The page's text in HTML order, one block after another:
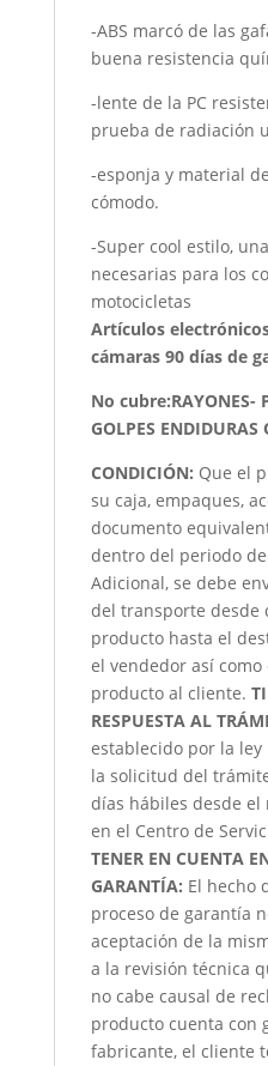
-ABS marcó de las
buena resistencia
-lente de la PC
prueba de radiación
-esponja y material
cómodo.
-Super cool estilo,
necesarias para los
motocicletas
Artículos
cámaras 90 días de
No cubre:RAYONES-
GOLPES ENDIDURAS
CONDICIÓN: Que el
su caja, empaques,
documento
dentro del periodo
Adicional, se debe
del transporte desde
producto hasta el
el vendedor así
producto al cliente.
RESPUESTA AL
establecido por la
la solicitud del
días hábiles desde
en el Centro de
TENER EN CUENTA
GARANTÍA: El hecho
proceso de garantía
aceptación de la
a la revisión técnica
no cabe causal de
producto cuenta con
fabricante, el cliente